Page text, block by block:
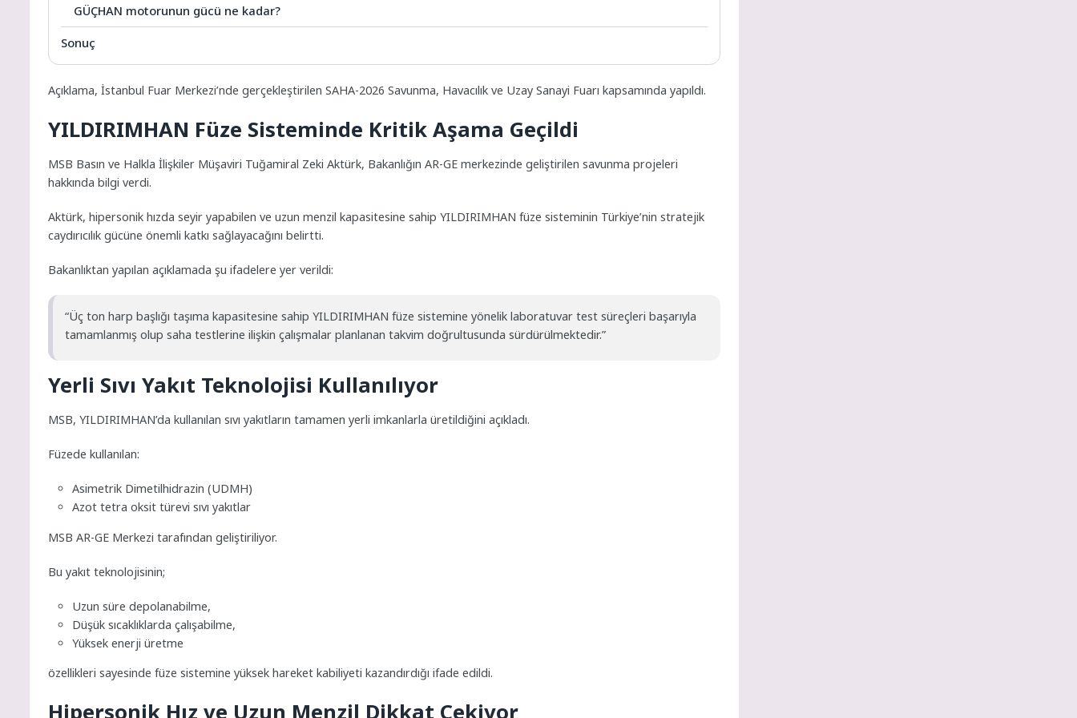
GÜÇHAN motorunun gücü ne kadar?
Sonuç
Açıklama, İstanbul Fuar Merkezi’nde gerçekleştirilen SAHA-2026 Savunma, Havacılık ve Uzay Sanayi Fuarı kapsamında yapıldı.
YILDIRIMHAN Füze Sisteminde Kritik Aşama Geçildi
MSB Basın ve Halkla İlişkiler Müşaviri Tuğamiral Zeki Aktürk, Bakanlığın AR-GE merkezinde geliştirilen savunma projeleri
hakkında bilgi verdi.
Aktürk, hipersonik hızda seyir yapabilen ve uzun menzil kapasitesine sahip YILDIRIMHAN füze sisteminin Türkiye’nin stratejik
caydırıcılık gücüne önemli katkı sağlayacağını belirtti.
Bakanlıktan yapılan açıklamada şu ifadelere yer verildi:
“Üç ton harp başlığı taşıma kapasitesine sahip YILDIRIMHAN füze sistemine yönelik laboratuvar test süreçleri başarıyla
tamamlanmış olup saha testlerine ilişkin çalışmalar planlanan takvim doğrultusunda sürdürülmektedir.”
Yerli Sıvı Yakıt Teknolojisi Kullanılıyor
MSB, YILDIRIMHAN’da kullanılan sıvı yakıtların tamamen yerli imkanlarla üretildiğini açıkladı.
Füzede kullanılan:
Asimetrik Dimetilhidrazin (UDMH)
Azot tetra oksit türevi sıvı yakıtlar
MSB AR-GE Merkezi tarafından geliştiriliyor.
Bu yakıt teknolojisinin;
Uzun süre depolanabilme,
Düşük sıcaklıklarda çalışabilme,
Yüksek enerji üretme
özellikleri sayesinde füze sistemine yüksek hareket kabiliyeti kazandırdığı ifade edildi.
Hipersonik Hız ve Uzun Menzil Dikkat Çekiyor